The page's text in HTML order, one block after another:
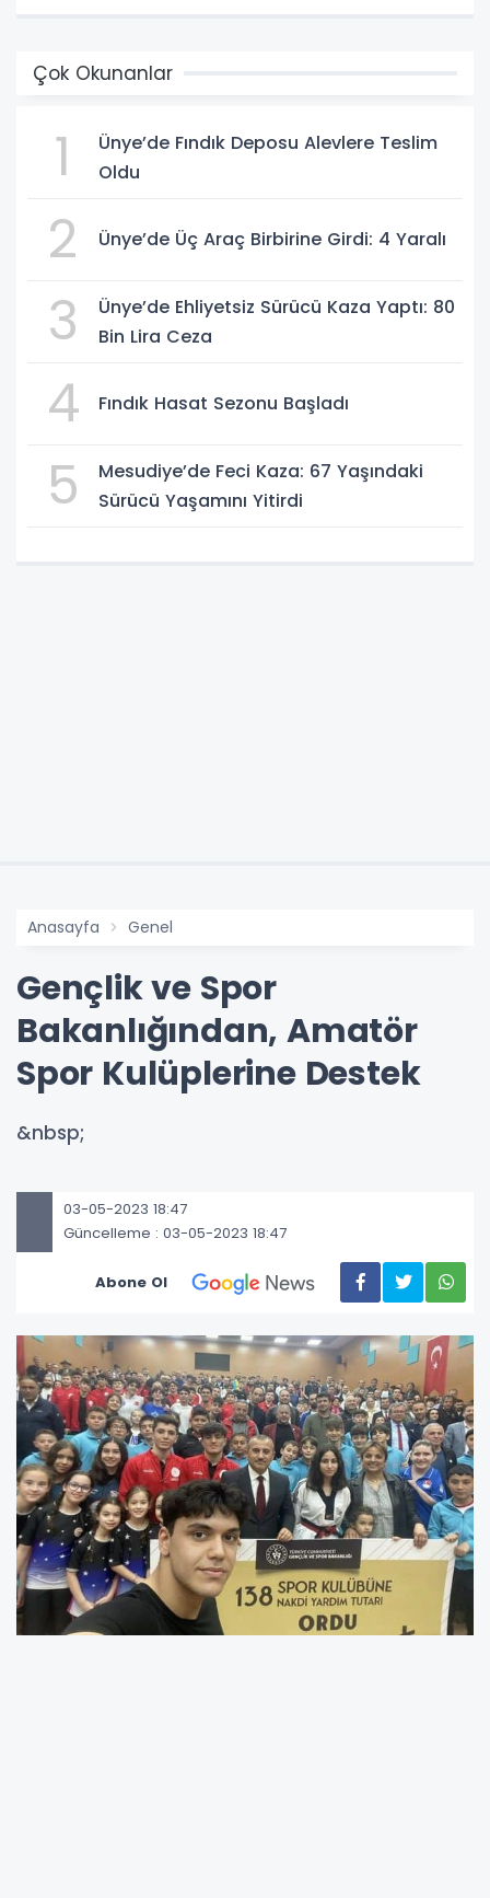
Çok Okunanlar
1
Ünye’de Fındık Deposu Alevlere Teslim
Oldu
2 Ünye’de Üç Araç Birbirine Girdi: 4 Yaralı
3
Ünye’de Ehliyetsiz Sürücü Kaza Yaptı: 80
Bin Lira Ceza
4 Fındık Hasat Sezonu Başladı
5
Mesudiye’de Feci Kaza: 67 Yaşındaki
Sürücü Yaşamını Yitirdi
Anasayfa Genel
Gençlik ve Spor
Bakanlığından, Amatör
Spor Kulüplerine Destek
&nbsp;
03-05-2023 18:47
Güncelleme : 03-05-2023 18:47
Abone Ol